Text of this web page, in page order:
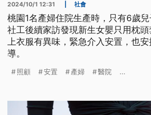
2024/10/1 12:31 社會
桃園1名產婦住院生產時，只有6歲兒
社工後續家訪發現新生女嬰只用枕
上衣服有異味，緊急介入安置，也
導。
照顧 安置 產婦 醫院 ...